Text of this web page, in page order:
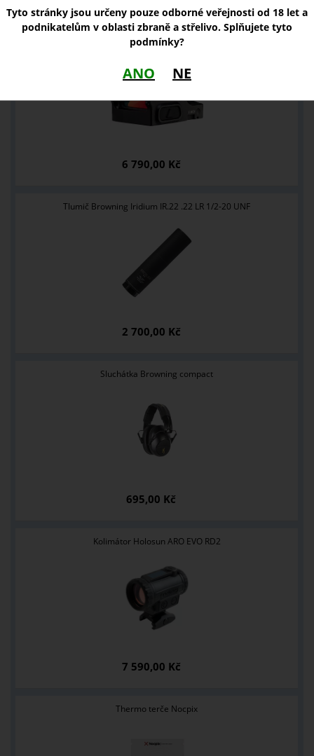
NOVINKY
Kolimátor Vortex Defender CCW 6 MOA
6 790,00 Kč
Tlumič Browning Iridium IR.22 .22 LR 1/2-20 UNF
2 700,00 Kč
Sluchátka Browning compact
695,00 Kč
Kolimátor Holosun ARO EVO RD2
7 590,00 Kč
Thermo terče Nocpix
Tyto stránky jsou určeny pouze odborné veřejnosti od 18 let a
podnikatelům v oblasti zbraně a střelivo. Splňujete tyto
podmínky?
ANO NE